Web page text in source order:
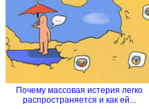
Почему массовая истерия легко
распространяется и как ей...